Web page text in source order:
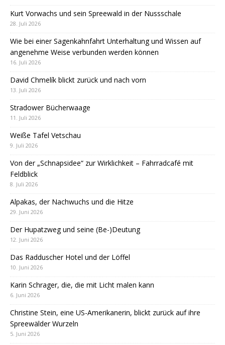
Kurt Vorwachs und sein Spreewald in der Nussschale
28. Juli 2026
Wie bei einer Sagenkahnfahrt Unterhaltung und Wissen auf
angenehme Weise verbunden werden können
16. Juli 2026
David Chmelík blickt zurück und nach vorn
13. Juli 2026
Stradower Bücherwaage
11. Juli 2026
Weiße Tafel Vetschau
9. Juli 2026
Von der „Schnapsidee“ zur Wirklichkeit – Fahrradcafé mit
Feldblick
8. Juli 2026
Alpakas, der Nachwuchs und die Hitze
29. Juni 2026
Der Hupatzweg und seine (Be-)Deutung
12. Juni 2026
Das Radduscher Hotel und der Löffel
10. Juni 2026
Karin Schrager, die, die mit Licht malen kann
6. Juni 2026
Christine Stein, eine US-Amerikanerin, blickt zurück auf ihre
Spreewälder Wurzeln
5. Juni 2026